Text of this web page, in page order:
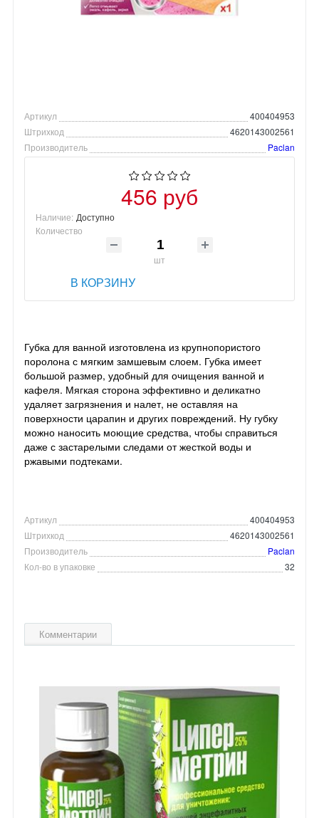
Артикул
400404953
Штрихкод
4620143002561
Производитель
Paclan
456 руб
Наличие: Доступно
Количество
шт
В КОРЗИНУ
Губка для ванной изготовлена из крупнопористого
поролона с мягким замшевым слоем. Губка имеет
большой размер, удобный для очищения ванной и
кафеля. Мягкая сторона эффективно и деликатно
удаляет загрязнения и налет, не оставляя на
поверхности царапин и других повреждений. Ну губку
можно наносить моющие средства, чтобы справиться
даже с застарелыми следами от жесткой воды и
ржавыми подтеками.
Артикул
400404953
Штрихкод
4620143002561
Производитель
Paclan
Кол-во в упаковке
32
Комментарии